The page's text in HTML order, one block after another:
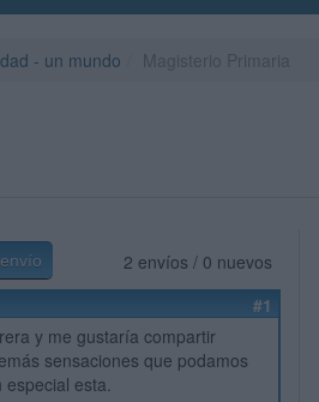
- un mundo
2 envíos / 0 nuevos
#1
y me gustaría compartir
sensaciones que podamos
esta.